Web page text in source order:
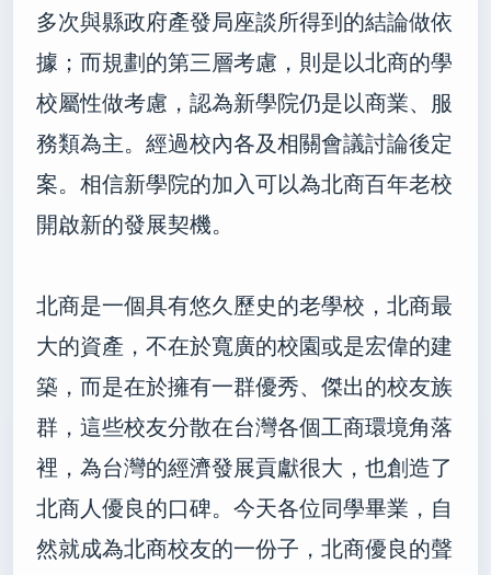
多次與縣政府產發局座談所得到的結論做依
據；而規劃的第三層考慮，則是以北商的學
校屬性做考慮，認為新學院仍是以商業、服
務類為主。經過校內各及相關會議討論後定
案。相信新學院的加入可以為北商百年老校
開啟新的發展契機。
北商是一個具有悠久歷史的老學校，北商最
大的資產，不在於寬廣的校園或是宏偉的建
築，而是在於擁有一群優秀、傑出的校友族
群，這些校友分散在台灣各個工商環境角落
裡，為台灣的經濟發展貢獻很大，也創造了
北商人優良的口碑。今天各位同學畢業，自
然就成為北商校友的一份子，北商優良的聲